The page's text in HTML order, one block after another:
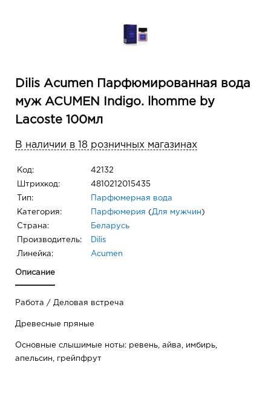
Dilis Acumen Парфюмированная вода
муж ACUMEN Indigo. lhomme by
Lacoste 100мл
В наличии в 18 розничных магазинах
Код: 42132
Штрихкод: 4810212015435
Тип: Парфюмерная вода
Категория: Парфюмерия ( Для мужчин )
Страна: Беларусь
Производитель: Dilis
Линейка: Acumen
Описание
Работа / Деловая встреча
Древесные пряные
Основные слышимые ноты: ревень, айва, имбирь,
апельсин, грейпфрут